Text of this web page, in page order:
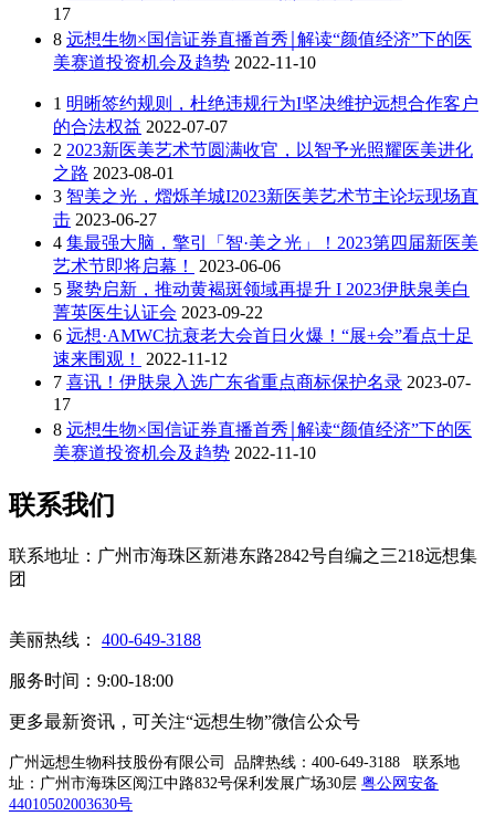
17
8 远想生物×国信证券直播首秀￨解读“颜值经济”下的医
美赛道投资机会及趋势 2022-11-10
1 明晰签约规则，杜绝违规行为I坚决维护远想合作客户
的合法权益 2022-07-07
2 2023新医美艺术节圆满收官，以智予光照耀医美进化
之路 2023-08-01
3 智美之光，熠烁羊城I2023新医美艺术节主论坛现场直
击 2023-06-27
4 集最强大脑，擎引「智·美之光」！2023第四届新医美
艺术节即将启幕！
2023-06-06
5 聚势启新，推动黄褐斑领域再提升 I 2023伊肤泉美白
菁英医生认证会 2023-09-22
6 远想·AMWC抗衰老大会首日火爆！“展+会”看点十足
速来围观！
2022-11-12
7 喜讯！伊肤泉入选广东省重点商标保护名录 2023-07-
17
8 远想生物×国信证券直播首秀￨解读“颜值经济”下的医
美赛道投资机会及趋势 2022-11-10
联系我们
联系地址：广州市海珠区新港东路2842号自编之三218远想集
团
美丽热线： 400-649-3188
服务时间：9:00-18:00
更多最新资讯，可关注“远想生物”微信公众号
广州远想生物科技股份有限公司 品牌热线：400-649-3188 联系地
址：广州市海珠区阅江中路832号保利发展广场30层 粤公网安备
44010502003630号